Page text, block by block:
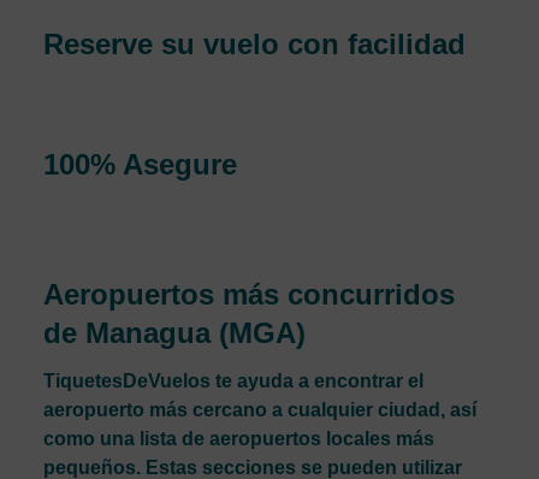
Reserve su vuelo con facilidad
100% Asegure
Aeropuertos más concurridos
de Managua (MGA)
TiquetesDeVuelos te ayuda a encontrar el
aeropuerto más cercano a cualquier ciudad, así
como una lista de aeropuertos locales más
pequeños. Estas secciones se pueden utilizar